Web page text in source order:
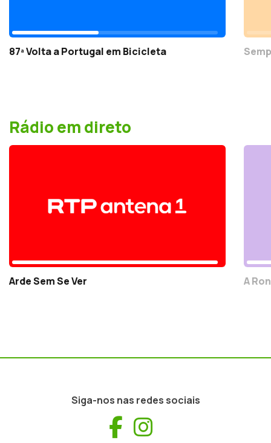
87ª Volta a Portugal em Bicicleta
Rádio em direto
Arde Sem Se Ver A
Siga-nos nas redes sociais
Facebook